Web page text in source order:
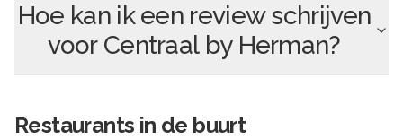
Hoe kan ik een review schrijven
voor Centraal by Herman?
Restaurants in de buurt